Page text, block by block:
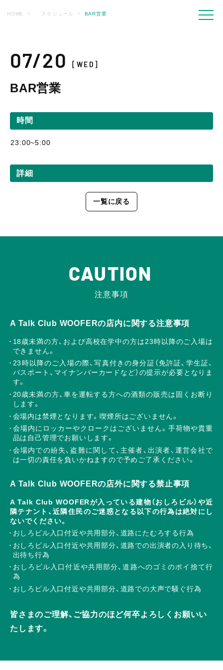
HOME スケジュール BAR営業
07/20[WED]
BAR営業
時間
23:00~5:00
詳細
一覧に戻る
CAUTION
注意事項
A Talk Club WOOFERの店内に関する注意事項
18歳未満の方、および高校在学中の方は23時以降のご入場は
できません。
23時以降のご入場の際、写真付きの身分証（免許証、学生証、
パスポート、マイナンバーカードなど）の提示が必要となりま
す。
20歳未満の方、車を運転する方への酒類の販売は固くお断り
します。
会場内は禁煙となります。喫煙所はございません。
会場内にロッカーやクロークはございません。手荷物や貴重
品は自己管理でお願いします。
会場内での紛失、盗難に関して、主催者、出演者、運営会社で
は一切の責任を負いかねますので予めご了承ください。
A Talk Club WOOFERの店外に関する禁止事項
A Talk Club WOOFERが入っている建物（おしろビル）や近
隣テナント、近隣住民のご迷惑となる以下の行為は絶対にし
ないでください。
おしろビル入口付近や共用部分、道路にたむろする行為
おしろビル入口付近や共用部分、道路での出演者の入り待ち、
出待ち行為
おしろビル入口付近や共用部分、道路へのゴミのポイ捨て行
為
おしろビル入口付近や共用部分、道路での大声で騒ぐ行為
皆さまのご理解、ご協力のほど何卒よろしくお願いい
たします。